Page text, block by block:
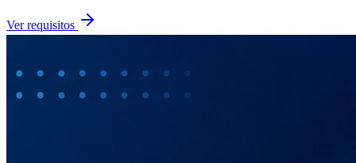
Ver requisitos